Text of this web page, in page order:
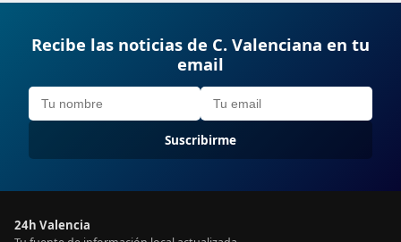
Recibe las noticias de C. Valenciana en tu
email
Suscribirme
24h Valencia